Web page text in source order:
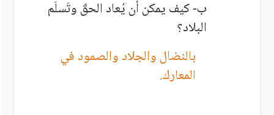
ب- كيف يمكن أن يُعاد الحقّ وتَسلَم
البلاد؟
بالنضال والجلاد والصمود في
المعارك.